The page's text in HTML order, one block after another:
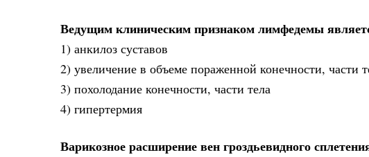
Ведущим клиническим признаком лимфедемы
1) анкилоз суставов
2) увеличение в объеме пораженной конечности, части
3) похолодание конечности, части тела
4) гипертермия
Варикозное расширение вен гроздьевидного